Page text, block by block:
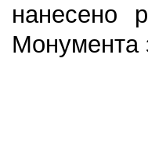
нанесено
Монумента